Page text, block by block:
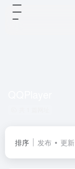
排序 发布 更新